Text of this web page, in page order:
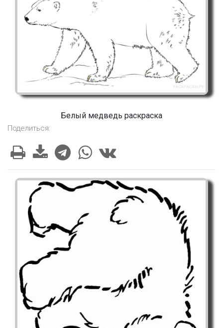
Белый медведь раскраска
Поделиться: